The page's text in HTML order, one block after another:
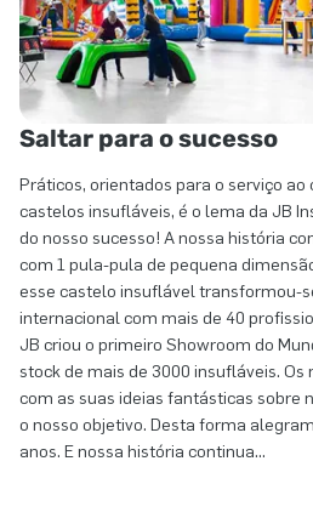
Saltar para o sucesso
Práticos, orientados para o serviço
castelos insufláveis, é o lema da JB
do nosso sucesso! A nossa história
com 1 pula-pula de pequena
esse castelo insuflável transformou-
internacional com mais de 40
JB criou o primeiro Showroom do
stock de mais de 3000 insufláveis.
com as suas ideias fantásticas sobre
o nosso objetivo. Desta forma
anos. E nossa história continua...